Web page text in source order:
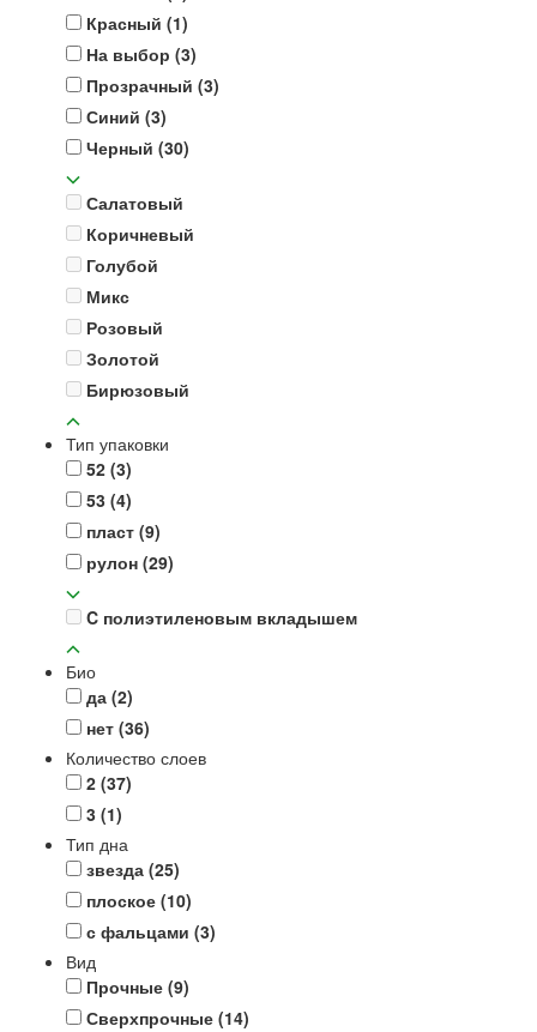
Красный (1)
На выбор (3)
Прозрачный (3)
Синий (3)
Черный (30)
Салатовый
Коричневый
Голубой
Микс
Розовый
Золотой
Бирюзовый
Тип упаковки
52 (3)
53 (4)
пласт (9)
рулон (29)
C полиэтиленовым вкладышем
Био
да (2)
нет (36)
Количество слоев
2 (37)
3 (1)
Тип дна
звезда (25)
плоское (10)
с фальцами (3)
Вид
Прочные (9)
Сверхпрочные (14)